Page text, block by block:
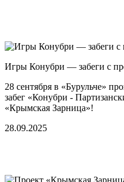
Игры Конубри — забеги с
28 сентября в «Бурульче»
забег «Конубри -
«Крымская Зарница»!
28.09.2025